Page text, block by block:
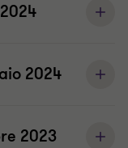
2024
2023